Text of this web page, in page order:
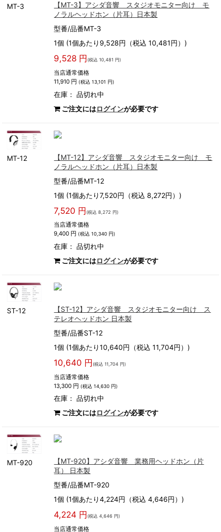
MT-3
【MT-3】アシダ音響 スタジオモニター向け モ
ノラルヘッドホン（片耳）日本製
型番/品番MT-3
1個 (1個あたり9,528円（税込 10,481円）)
9,528 円 (税込 10,481 円)
当店通常価格
11,910 円 (税込 13,101 円)
在庫：品切れ中
ご注文にはログインが必要です
MT-12
【MT-12】アシダ音響 スタジオモニター向け モ
ノラルヘッドホン（片耳）日本製
型番/品番MT-12
1個 (1個あたり7,520円（税込 8,272円）)
7,520 円 (税込 8,272 円)
当店通常価格
9,400 円 (税込 10,340 円)
在庫：品切れ中
ご注文にはログインが必要です
ST-12
【ST-12】アシダ音響 スタジオモニター向け ス
テレオヘッドホン 日本製
型番/品番ST-12
1個 (1個あたり10,640円（税込 11,704円）)
10,640 円 (税込 11,704 円)
当店通常価格
13,300 円 (税込 14,630 円)
在庫：品切れ中
ご注文にはログインが必要です
MT-920
【MT-920】アシダ音響 業務用ヘッドホン（片
耳） 日本製
型番/品番MT-920
1個 (1個あたり4,224円（税込 4,646円）)
4,224 円 (税込 4,646 円)
当店通常価格